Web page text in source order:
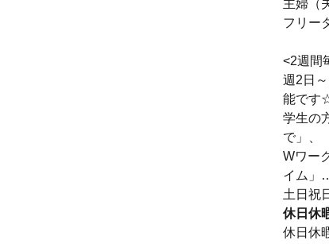
主婦（
フリー
<2週間
週2日
能です
学生の
で」、
Wワー
イム」
土日祝
休日休
休日休